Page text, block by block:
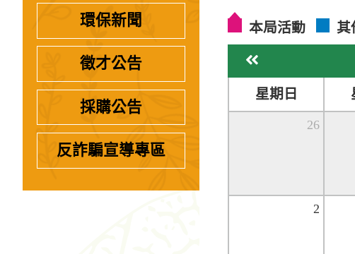
環保新聞
徵才公告
採購公告
反詐騙宣導專區
本局活動 其
星期日
26
2